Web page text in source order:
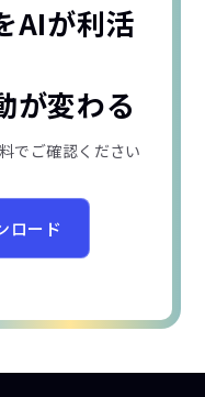
AIが利活
が変わる
でご確認ください
ロード